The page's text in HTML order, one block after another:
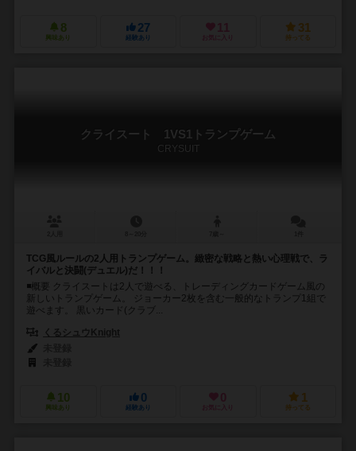
8
興味あり
27
経験あり
11
お気に入り
31
持ってる
クライスート 1VS1トランプゲーム
CRYSUIT
TCG風ルールの2人用トランプゲーム。緻密な戦略と熱い心理戦で、ラ
イバルと決闘(デュエル)だ！！！
◾️概要 クライスートは2人で遊べる、トレーディングカードゲーム風の
新しいトランプゲーム。 ジョーカー2枚を含む一般的なトランプ1組で
遊べます。 黒いカード(クラブ...
くるシュウKnight
10
興味あり
0
経験あり
0
お気に入り
1
持ってる